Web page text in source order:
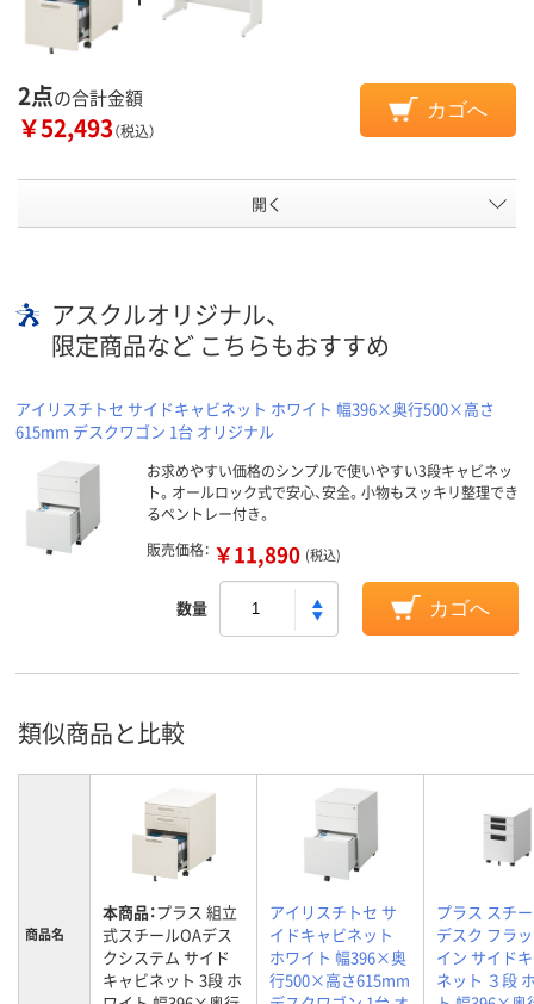
2点の合計金額
￥52,493（税込）
カゴへ
開く
アスクルオリジナル、
限定商品など こちらもおすすめ
アイリスチトセ サイドキャビネット ホワイト 幅396×奥行500×高さ
615mm デスクワゴン 1台 オリジナル
お求めやすい価格のシンプルで使いやすい3段キャビネッ
ト。オールロック式で安心、安全。小物もスッキリ整理でき
るペントレー付き。
販売価格： ￥11,890 (税込)
数量 カゴへ
類似商品と比較
商品名
本商品：プラス 組立
式スチールOAデス
クシステム サイド
キャビネット 3段 ホ
アイリスチトセ サ
イドキャビネット
ホワイト 幅396×奥
行500×高さ615mm
プラス スチ
デスク フラ
イン サイド
ネット ３段